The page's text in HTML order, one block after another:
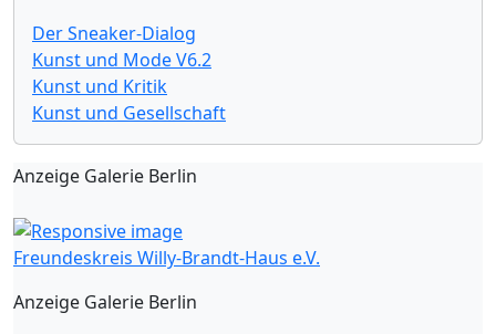
Der Sneaker-Dialog
Kunst und Mode V6.2
Kunst und Kritik
Kunst und Gesellschaft
Anzeige Galerie Berlin
Freundeskreis Willy-Brandt-Haus e.V.
Anzeige Galerie Berlin